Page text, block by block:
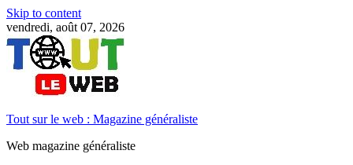
Skip to content
vendredi, août 07, 2026
Tout sur le web : Magazine généraliste
Web magazine généraliste